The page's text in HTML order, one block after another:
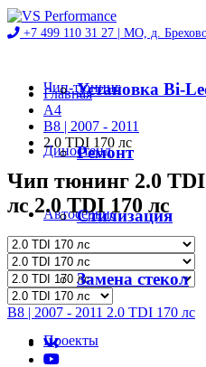
+7 499 110 31 27 | МО, д.
Чип-тюнинг
Диностенд
Автосервис
Магазин
Проекты
Установка Bi-
Ремонт
Стилизация
Замена стекол
Главная
A4
B8 | 2007 - 2011
2.0 TDI 170 лс
Чип тюнинг 2.0 TDI
лс 2.0 TDI 170 лс
B8 | 2007 - 2011 2.0 TDI 170 лс